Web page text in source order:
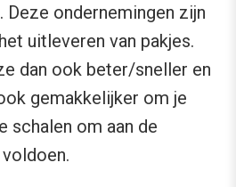
ondernemingen zijn
uitleveren van pakjes.
dan ook beter/sneller en
gemakkelijker om je
schalen om aan de